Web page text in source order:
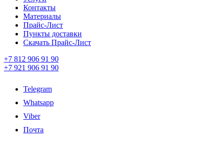
Контакты
Материалы
Прайс-Лист
Пункты доставки
Скачать Прайс-Лист
+7 812 906 91 90
+7 921 906 91 90
Telegram
Whatsapp
Viber
Почта